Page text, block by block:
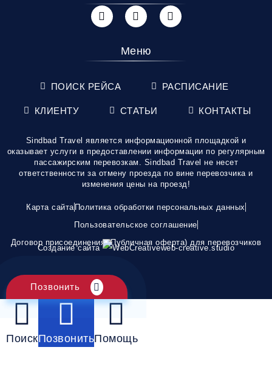
Меню
ПОИСК РЕЙСА РАСПИСАНИЕ
КЛИЕНТУ СТАТЬИ КОНТАКТЫ
Sindbad Travel является информационной площадкой и
оказывает услуги в предоставлении информации по регулярным
пассажирским перевозкам. Sindbad Travel не несет
ответственности за отмену проезда по вине перевозчика и
изменения цены на проезд!
Карта сайта Политика обработки персональных данных
Пользовательское соглашение
Договор присоединения (Публичная оферта) для перевозчиков
Создание сайта web-creative.studio
Позвонить
ПоискПозвонитьПомощь